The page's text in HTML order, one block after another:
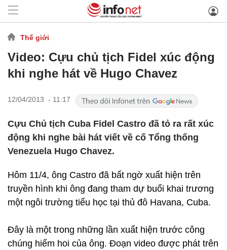
Thế giới
Video: Cựu chủ tịch Fidel xúc động
khi nghe hát về Hugo Chavez
12/04/2013 - 11:17
Cựu Chủ tịch Cuba Fidel Castro đã tỏ ra rất xúc
động khi nghe bài hát viết về cố Tổng thống
Venezuela Hugo Chavez.
Hôm 11/4, ông Castro đã bất ngờ xuất hiện trên
truyền hình khi ông đang tham dự buổi khai trương
một ngôi trường tiểu học tại thủ đô Havana, Cuba.
Đây là một trong những lần xuất hiện trước công
chúng hiếm hoi của ông. Đoạn video được phát trên